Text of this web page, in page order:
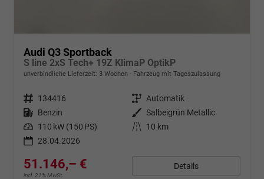
Audi Q3 Sportback
S line 2xS Tech+ 19Z KlimaP OptikP
unverbindliche Lieferzeit: 3 Wochen Fahrzeug mit Tageszulassung
Fahrzeugnr. 134416 Getriebe Automatik
Kraftstoff Benzin Außenfarbe Salbeigrün Metallic
Leistung 110 kW (150 PS) Kilometerstand
10 km
28.04.2026
51.146,– €
incl. 21% MwSt.
Details